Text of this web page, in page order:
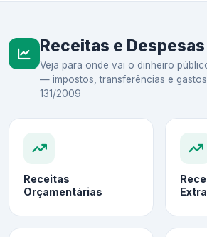
Receitas e Despesas
Veja para onde vai o dinheiro
— impostos, transferências e gastos
131/2009
Receitas
Orçamentárias